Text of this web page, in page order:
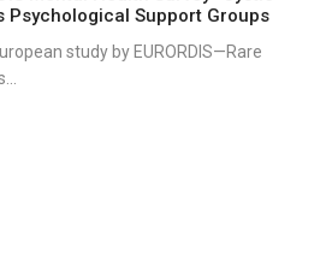
Psychological Support Groups
study by EURORDIS—Rare